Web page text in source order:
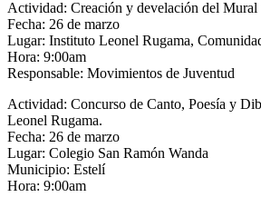
Actividad: Creación y develación del Mural
Fecha: 26 de marzo
Lugar: Instituto Leonel Rugama,
Hora: 9:00am
Responsable: Movimientos de Juventud
Actividad: Concurso de Canto, Poesía y
Leonel Rugama.
Fecha: 26 de marzo
Lugar: Colegio San Ramón Wanda
Municipio: Estelí
Hora: 9:00am